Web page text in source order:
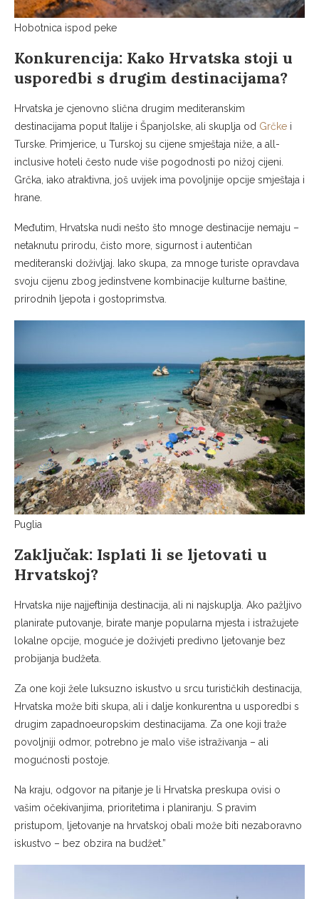
Hobotnica ispod peke
Konkurencija: Kako Hrvatska stoji u
usporedbi s drugim destinacijama?
Hrvatska je cjenovno slična drugim mediteranskim
destinacijama poput Italije i Španjolske, ali skuplja od Grčke i
Turske. Primjerice, u Turskoj su cijene smještaja niže, a all-
inclusive hoteli često nude više pogodnosti po nižoj cijeni.
Grčka, iako atraktivna, još uvijek ima povoljnije opcije smještaja i
hrane.
Međutim, Hrvatska nudi nešto što mnoge destinacije nemaju –
netaknutu prirodu, čisto more, sigurnost i autentičan
mediteranski doživljaj. Iako skupa, za mnoge turiste opravdava
svoju cijenu zbog jedinstvene kombinacije kulturne baštine,
prirodnih ljepota i gostoprimstva.
Puglia
Zaključak: Isplati li se ljetovati u
Hrvatskoj?
Hrvatska nije najjeftinija destinacija, ali ni najskuplja. Ako pažljivo
planirate putovanje, birate manje popularna mjesta i istražujete
lokalne opcije, moguće je doživjeti predivno ljetovanje bez
probijanja budžeta.
Za one koji žele luksuzno iskustvo u srcu turističkih destinacija,
Hrvatska može biti skupa, ali i dalje konkurentna u usporedbi s
drugim zapadnoeuropskim destinacijama. Za one koji traže
povoljniji odmor, potrebno je malo više istraživanja – ali
mogućnosti postoje.
Na kraju, odgovor na pitanje je li Hrvatska preskupa ovisi o
vašim očekivanjima, prioritetima i planiranju. S pravim
pristupom, ljetovanje na hrvatskoj obali može biti nezaboravno
iskustvo – bez obzira na budžet.”